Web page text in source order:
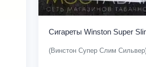
Сигареты Winston Super
(Винстон Супер Слим